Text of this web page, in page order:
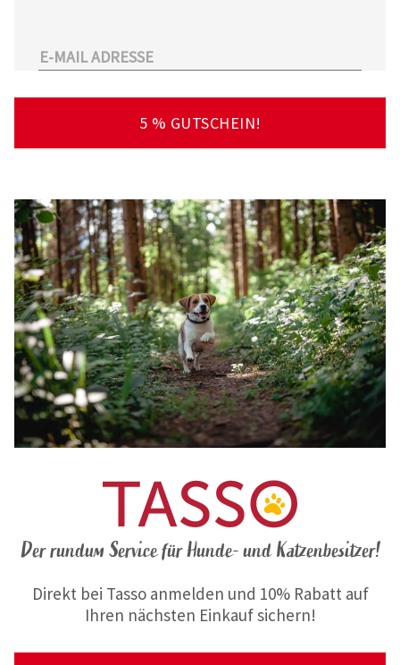
großen Anzahl an Partnertierärzten
finden – deutschlandweit!
5 % GUTSCHEIN!
Der rundum Service für Hunde- und Katzenbesitzer!
Direkt bei Tasso anmelden und 10% Rabatt auf
Ihren nächsten Einkauf sichern!